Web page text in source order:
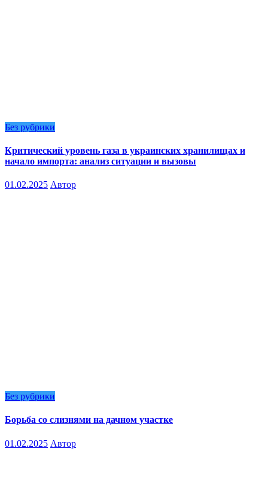
Без рубрики
Критический уровень газа в украинских хранилищах и
начало импорта: анализ ситуации и вызовы
01.02.2025 Автор
Без рубрики
Борьба со слизнями на дачном участке
01.02.2025 Автор